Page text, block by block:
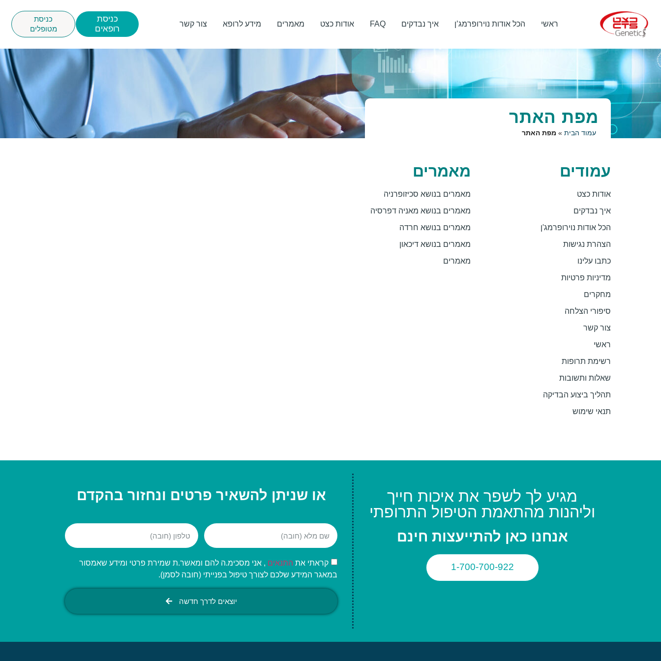
ראשי הכל אודות נוירופרמג’ן איך נבדקים FAQ אודות כצט מאמרים מידע לרופא צור קשר
כניסת
רופאים
כניסת
מטופלים
מפת האתר
עמוד הבית » מפת האתר
עמודים
אודות כצט
איך נבדקים
הכל אודות נוירופרמג'ן
הצהרת נגישות
כתבו עלינו
מדיניות פרטיות
מחקרים
סיפורי הצלחה
צור קשר
ראשי
רשימת תרופות
שאלות ותשובות
תהליך ביצוע הבדיקה
תנאי שימוש
מאמרים
מאמרים בנושא סכיזופרניה
מאמרים בנושא מאניה דפרסיה
מאמרים בנושא חרדה
מאמרים בנושא דיכאון
מאמרים
מגיע לך לשפר את איכות חייך
וליהנות מהתאמת הטיפול התרופתי
אנחנו כאן להתייעצות חינם
1-700-700-922
או שניתן להשאיר פרטים ונחזור בהקדם
קראתי את התנאים , אני מסכימ.ה להם ומאשר.ת שמירת פרטי ומידע שאמסור
במאגר המידע שלכם לצורך טיפול בפנייתי (חובה לסמן).
יוצאים לדרך חדשה